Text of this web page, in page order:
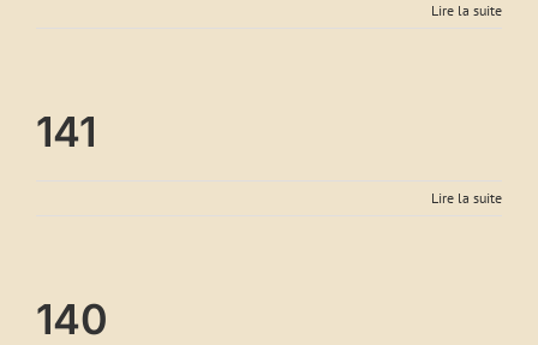
Lire la suite
141
Lire la suite
140